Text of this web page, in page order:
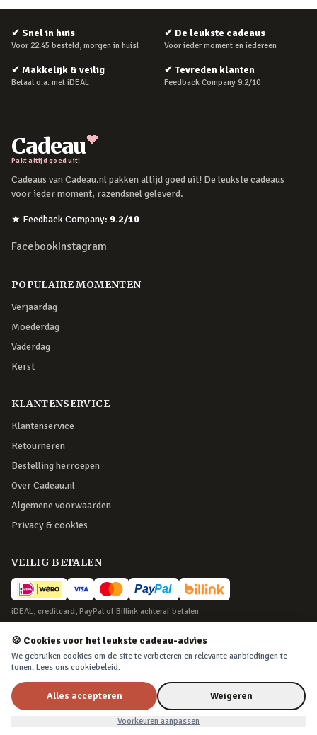
✔ Snel in huis
Voor 22:45 besteld, morgen in huis!
✔ De leukste cadeaus
Voor ieder moment en iedereen
✔ Makkelijk & veilig
Betaal o.a. met iDEAL
✔ Tevreden klanten
Feedback Company 9.2/10
Cadeau
Pakt altijd goed uit!
Cadeaus van Cadeau.nl pakken altijd goed uit! De leukste cadeaus
voor ieder moment, razendsnel geleverd.
★ Feedback Company: 9.2/10
FacebookInstagram
POPULAIRE MOMENTEN
Verjaardag
Moederdag
Vaderdag
Kerst
KLANTENSERVICE
Klantenservice
Retourneren
Bestelling herroepen
Over Cadeau.nl
Algemene voorwaarden
Privacy & cookies
VEILIG BETALEN
iDEAL, creditcard, PayPal of Billink achteraf betalen
BEZORGING
Voor 22:45 besteld, morgen in huis. Tot 365 dagen retourneren.
©2026Cadeau.nl — Alle rechten voorbehouden
Privacy & cookies·Cookievoorkeuren
🍪 Cookies voor het leukste cadeau-advies
We gebruiken cookies om de site te verbeteren en relevante aanbiedingen te
tonen. Lees ons cookiebeleid.
Alles accepteren Weigeren
Voorkeuren aanpassen